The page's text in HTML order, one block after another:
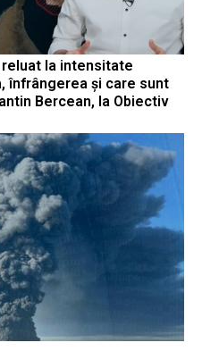
reluat la intensitate
înfrângerea și care sunt
Bercean, la Obiectiv